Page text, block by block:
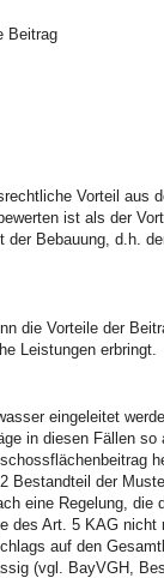
Beitrag
Vorteil aus
ist als der
Bebauung, d.h.
die Vorteile der
Leistungen erbringt.
eingeleitet
in diesen Fällen so
Bestandteil der
eine Regelung, die
des Art. 5 KAG nicht
auf den
(vgl. BayVGH,